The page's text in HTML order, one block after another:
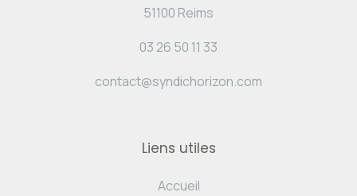
51100 Reims
03 26 50 11 33
contact@syndichorizon.com
Liens utiles
Accueil